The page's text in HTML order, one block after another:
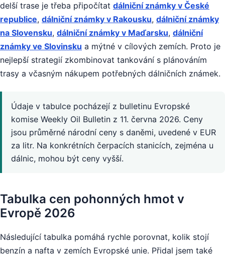
delší trase je třeba připočítat dálniční známky v České
republice, dálniční známky v Rakousku, dálniční známky
na Slovensku, dálniční známky v Maďarsku, dálniční
známky ve Slovinsku a mýtné v cílových zemích. Proto je
nejlepší strategií zkombinovat tankování s plánováním
trasy a včasným nákupem potřebných dálničních známek.
Údaje v tabulce pocházejí z bulletinu Evropské
komise Weekly Oil Bulletin z 11. června 2026. Ceny
jsou průměrné národní ceny s daněmi, uvedené v EUR
za litr. Na konkrétních čerpacích stanicích, zejména u
dálnic, mohou být ceny vyšší.
Tabulka cen pohonných hmot v
Evropě 2026
Následující tabulka pomáhá rychle porovnat, kolik stojí
benzín a nafta v zemích Evropské unie. Přidal jsem také